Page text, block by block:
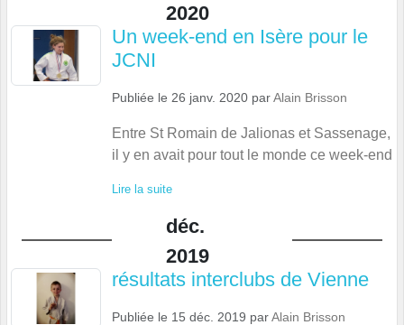
2020
Un week-end en Isère pour le
JCNI
Publiée le 26 janv. 2020 parAlain Brisson
Entre St Romain de Jalionas et Sassenage,
il y en avait pour tout le monde ce week-end
Lire la suite
déc.
2019
résultats interclubs de Vienne
Publiée le 15 déc. 2019 parAlain Brisson